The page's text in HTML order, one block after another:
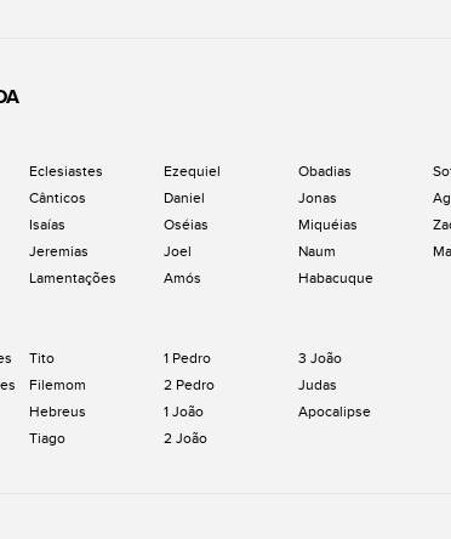
Eclesiastes
Cânticos
Isaías
Jeremias
Lamentações
Ezequiel
Daniel
Oséias
Joel
Amós
Obadias
Jonas
Miquéias
Naum
Habacuque
Tito
Filemom
Hebreus
Tiago
1 Pedro
2 Pedro
1 João
2 João
3 João
Judas
Apocalipse